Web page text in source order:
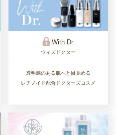
With Dr.
ウィズドクター
透明感のある肌へと目覚める
レチノイド配合ドクターズコスメ